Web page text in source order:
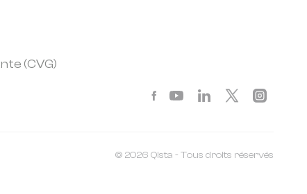
(CVG)
© 2026 Qista - Tous droits réservés